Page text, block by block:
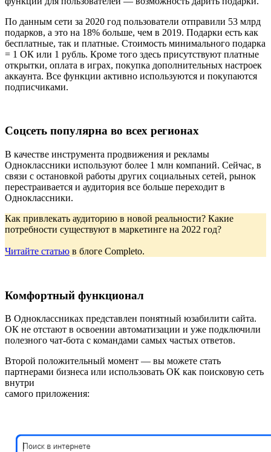
По данным сети за 2020 год пользователи отправили 53 млрд
подарков, а это на 18% больше, чем в 2019. Подарки есть как
бесплатные, так и платные. Стоимость минимального подарка
= 1 ОК или 1 рубль. Кроме того здесь присутствуют платные
открытки, оплата в играх, покупка дополнительных настроек
аккаунта. Все функции активно используются и покупаются
подписчиками.
Соцсеть популярна во всех регионах
В качестве инструмента продвижения и рекламы
Одноклассники используют более 1 млн компаний. Сейчас, в
связи с остановкой работы других социальных сетей, рынок
перестраивается и аудитория все больше переходит в
Одноклассники.
Как привлекать аудиторию в новой реальности? Какие
потребности существуют в маркетинге на 2022 год?
Читайте статью в блоге Completo.
Комфортный функционал
В Одноклассниках представлен понятный юзабилити сайта.
ОК не отстают в освоении автоматизации и уже подключили
полезного чат-бота с командами самых частых ответов.
Второй положительный момент — вы можете стать
партнерами бизнеса или использовать ОК как поисковую сеть
внутри
самого приложения: